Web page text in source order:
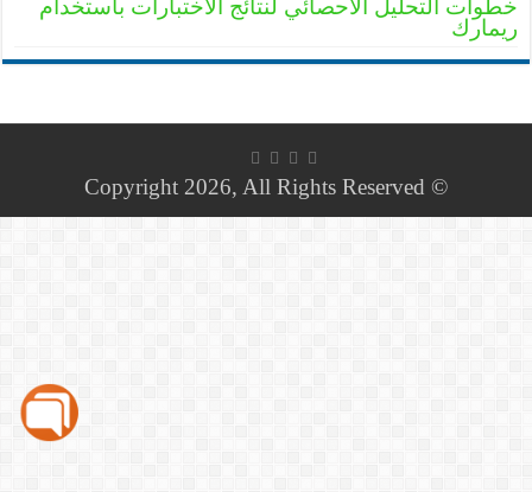
خطوات التحليل الاحصائي لنتائج الاختبارات باستخدام
ريمارك
© Copyright 2026, All Rights Reserved